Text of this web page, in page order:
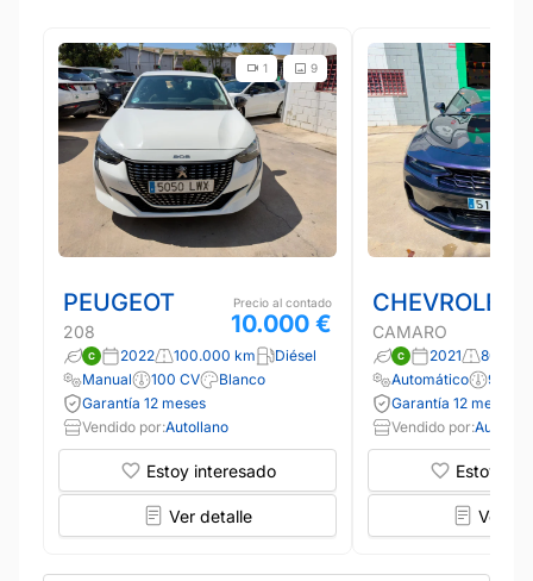
9
1
PEUGEOT
208
Precio al contado
10.000 €
2022 100.000 km
Diésel
Manual
100 CV
Blanco
Garantía 12 meses
Vendido por:Autollano
Estoy interesado
Ver detalle
CHEVROLET
CAMARO
2021
80.800
Automático
98 CV
Garantía 12 meses
Vendido por:
Estoy
Ver